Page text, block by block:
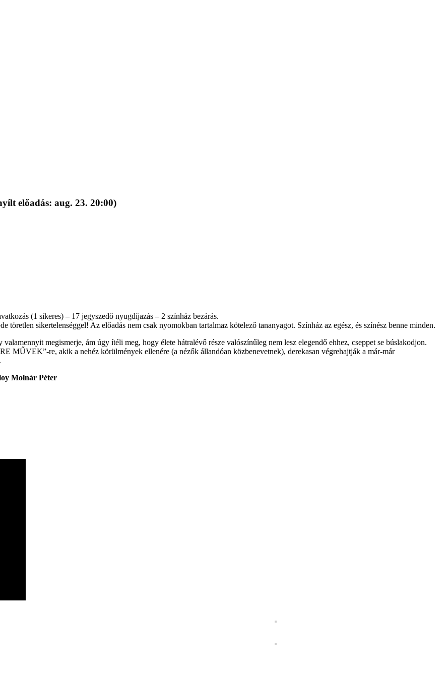
előadás: aug. 23. 20:00)
(1 sikeres) – 17 jegyszedő nyugdíjazás – 2 színház bezárás.
töretlen sikertelenséggel! Az előadás nem csak nyomokban tartalmaz kötelező tananyagot. Színház az egész, és színész benne minden.
megismerje, ám úgy ítéli meg, hogy élete hátralévő része valószínűleg nem lesz elegendő ehhez, cseppet se búslakodjon.
re, akik a nehéz körülmények ellenére (a nézők állandóan közbenevetnek), derekasan végrehajtják a már-már
Molnár Péter